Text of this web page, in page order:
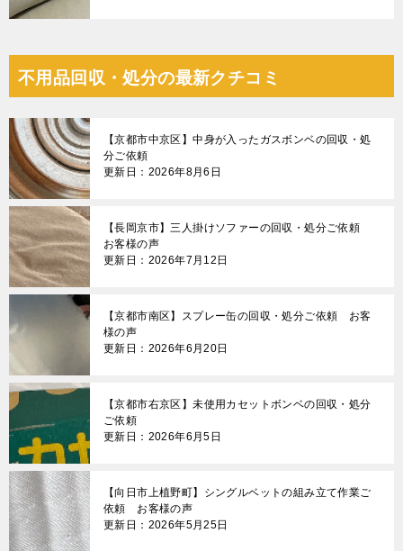
不用品回収・処分の最新クチコミ
【京都市中京区】中身が入ったガスボンベの回収・処
分ご依頼
更新日：2026年8月6日
【長岡京市】三人掛けソファーの回収・処分ご依頼
お客様の声
更新日：2026年7月12日
【京都市南区】スプレー缶の回収・処分ご依頼 お客
様の声
更新日：2026年6月20日
【京都市右京区】未使用カセットボンベの回収・処分
ご依頼
更新日：2026年6月5日
【向日市上植野町】シングルベットの組み立て作業ご
依頼 お客様の声
更新日：2026年5月25日